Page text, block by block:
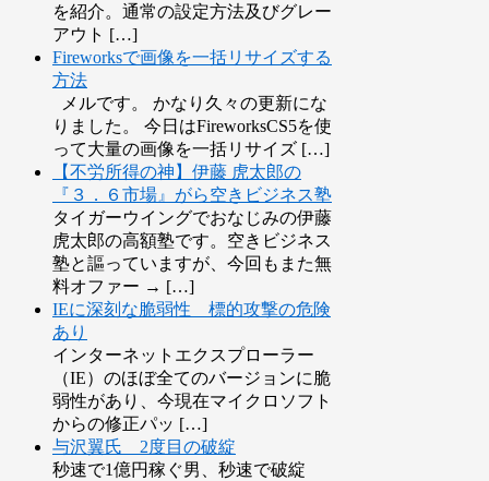
を紹介。通常の設定方法及びグレー
アウト […]
Fireworksで画像を一括リサイズする
方法
メルです。 かなり久々の更新にな
りました。 今日はFireworksCS5を使
って大量の画像を一括リサイズ […]
【不労所得の神】伊藤 虎太郎の
『３．６市場』がら空きビジネス塾
タイガーウイングでおなじみの伊藤
虎太郎の高額塾です。空きビジネス
塾と謳っていますが、今回もまた無
料オファー → […]
IEに深刻な脆弱性 標的攻撃の危険
あり
インターネットエクスプローラー
（IE）のほぼ全てのバージョンに脆
弱性があり、今現在マイクロソフト
からの修正パッ […]
与沢翼氏 2度目の破綻
秒速で1億円稼ぐ男、秒速で破綻